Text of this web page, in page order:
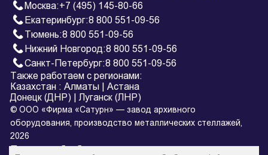
Москва:+7 (495) 145-80-66
Екатеринбург:8 800 551-09-56
Тюмень:8 800 551-09-56
Нижний Новгород:8 800 551-09-56
Санкт-Петербург:8 800 551-09-56
Также работаем с регионами:
Казахстан : Алматы
Астана
Донецк (ДНР)
Луганск (ЛНР)
© ООО «Фирма «Сатурн» — завод архивного
оборудования, производство металлических стеллажей,
2026
Политика обработки персональных данных